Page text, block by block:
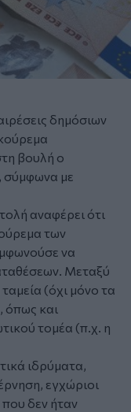
δημόσιων
βουλή ο
σύμφωνα με
αναφέρει ότι
των
να
Μεταξύ
(όχι μόνο τα
όπως και
τομέα (π.χ. η
ιδρύματα,
εγχώριοι
που δεν ήταν